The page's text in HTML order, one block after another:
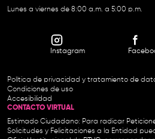
Lunes a viernes de 8:00 a.m. a 5:00 p.m.
Instagram
Política de privacidad y tratamiento de
Condiciones de uso
Accesibilidad
CONTACTO VIRTUAL
Estimado Ciudadano: Para radicar
Solicitudes y Felicitaciones a la Entidad